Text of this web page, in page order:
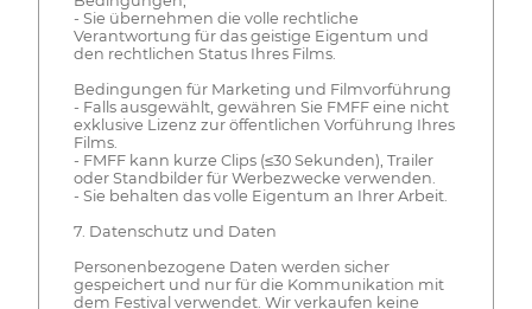
- Sie übernehmen die volle rechtliche
Verantwortung für das geistige Eigentum und
den rechtlichen Status Ihres Films.
Bedingungen für Marketing und Filmvorführung
- Falls ausgewählt, gewähren Sie FMFF eine nicht
exklusive Lizenz zur öffentlichen Vorführung Ihres
Films.
- FMFF kann kurze Clips (≤30 Sekunden), Trailer
oder Standbilder für Werbezwecke verwenden.
- Sie behalten das volle Eigentum an Ihrer Arbeit.
7. Datenschutz und Daten
Personenbezogene Daten werden sicher
gespeichert und nur für die Kommunikation mit
dem Festival verwendet. Wir verkaufen keine